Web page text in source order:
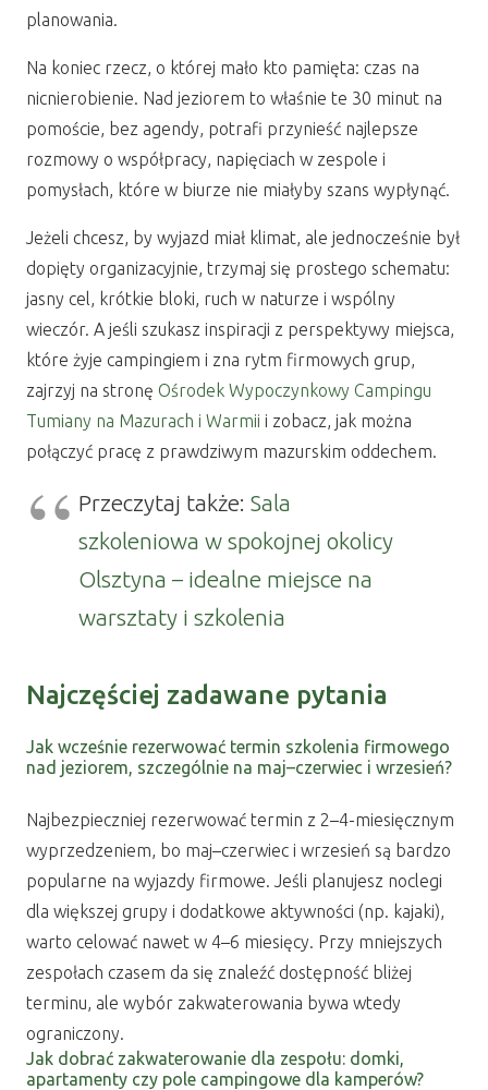
planowania.
Na koniec rzecz, o której mało kto pamięta: czas na
nicnierobienie. Nad jeziorem to właśnie te 30 minut na
pomoście, bez agendy, potrafi przynieść najlepsze
rozmowy o współpracy, napięciach w zespole i
pomysłach, które w biurze nie miałyby szans wypłynąć.
Jeżeli chcesz, by wyjazd miał klimat, ale jednocześnie był
dopięty organizacyjnie, trzymaj się prostego schematu:
jasny cel, krótkie bloki, ruch w naturze i wspólny
wieczór. A jeśli szukasz inspiracji z perspektywy miejsca,
które żyje campingiem i zna rytm firmowych grup,
zajrzyj na stronę Ośrodek Wypoczynkowy Campingu
Tumiany na Mazurach i Warmii i zobacz, jak można
połączyć pracę z prawdziwym mazurskim oddechem.
Przeczytaj także: Sala
szkoleniowa w spokojnej okolicy
Olsztyna – idealne miejsce na
warsztaty i szkolenia
Najczęściej zadawane pytania
Jak wcześnie rezerwować termin szkolenia firmowego
nad jeziorem, szczególnie na maj–czerwiec i wrzesień?
Najbezpieczniej rezerwować termin z 2–4-miesięcznym
wyprzedzeniem, bo maj–czerwiec i wrzesień są bardzo
popularne na wyjazdy firmowe. Jeśli planujesz noclegi
dla większej grupy i dodatkowe aktywności (np. kajaki),
warto celować nawet w 4–6 miesięcy. Przy mniejszych
zespołach czasem da się znaleźć dostępność bliżej
terminu, ale wybór zakwaterowania bywa wtedy
ograniczony.
Jak dobrać zakwaterowanie dla zespołu: domki,
apartamenty czy pole campingowe dla kamperów?